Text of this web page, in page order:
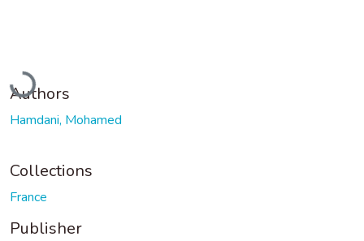
Loading...
Authors
Hamdani, Mohamed
Collections
France
Publisher